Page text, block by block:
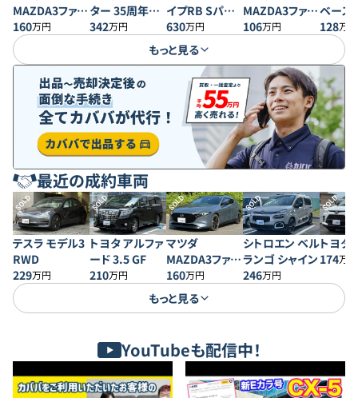
MAZDA3ファス
トバック 20S プ
ロアクティブ
160万円
ター 35周年記
念車
342万円
イプRB Sパッ
ケージ
630万円
MAZDA3ファス
トバック XD バ
106万円
ベース
128万円
もっと見る
最近の成約車両
SOLD
テスラ モデル3
RWD
229万円
SOLD
トヨタ アルファ
ード 3.5 GF
210万円
SOLD
マツダ
MAZDA3ファス
トバック 20S プ
ロアクティブ
160万円
SOLD
シトロエン ベル
ランゴ シャイン
246万円
SOLD
トヨタ
174万円
もっと見る
YouTubeも配信中！